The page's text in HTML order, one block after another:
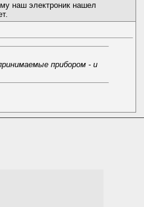
наш электроник нашел
прибором - и